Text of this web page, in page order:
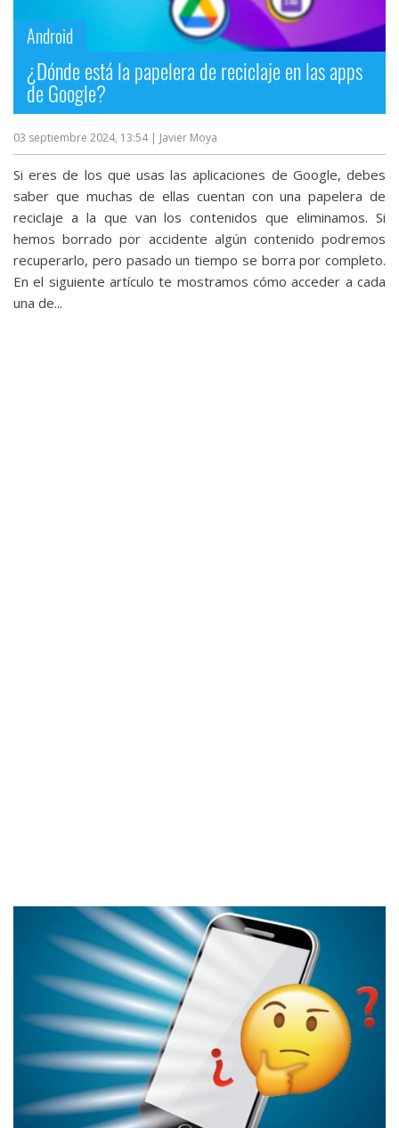
Android
¿Dónde está la papelera de reciclaje en las apps
de Google?
03 septiembre 2024, 13:54 | Javier Moya
Si eres de los que usas las aplicaciones de Google, debes
saber que muchas de ellas cuentan con una papelera de
reciclaje a la que van los contenidos que eliminamos. Si
hemos borrado por accidente algún contenido podremos
recuperarlo, pero pasado un tiempo se borra por completo.
En el siguiente artículo te mostramos cómo acceder a cada
una de...